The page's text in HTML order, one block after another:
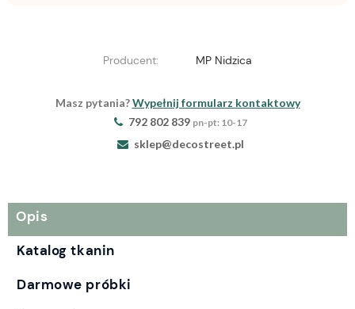
Producent: MP Nidzica
Masz pytania?Wypełnij formularz kontaktowy
792 802 839 pn-pt: 10-17
sklep@decostreet.pl
Opis
Katalog tkanin
Darmowe próbki